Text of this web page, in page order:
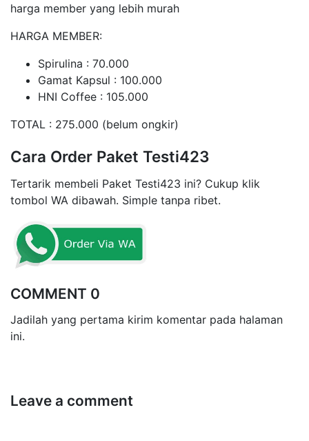
harga member yang lebih murah
HARGA MEMBER:
Spirulina : 70.000
Gamat Kapsul : 100.000
HNI Coffee : 105.000
TOTAL : 275.000 (belum ongkir)
Cara Order Paket Testi423
Tertarik membeli Paket Testi423 ini? Cukup klik
tombol WA dibawah. Simple tanpa ribet.
COMMENT 0
Jadilah yang pertama kirim komentar pada halaman
ini.
Leave a comment